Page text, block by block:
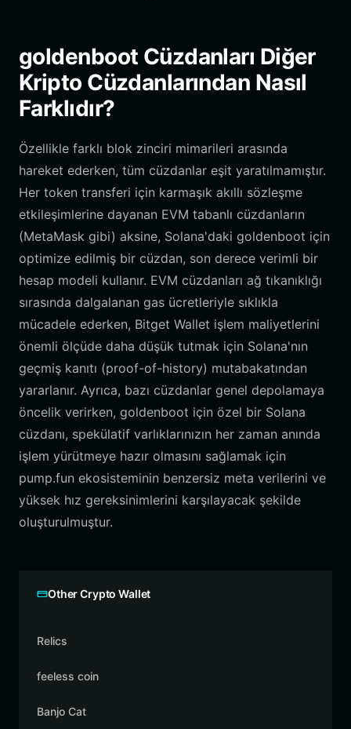
goldenboot Cüzdanları Diğer
Kripto Cüzdanlarından Nasıl
Farklıdır?
Özellikle farklı blok zinciri mimarileri arasında
hareket ederken, tüm cüzdanlar eşit yaratılmamıştır.
Her token transferi için karmaşık akıllı sözleşme
etkileşimlerine dayanan EVM tabanlı cüzdanların
(MetaMask gibi) aksine, Solana'daki goldenboot için
optimize edilmiş bir cüzdan, son derece verimli bir
hesap modeli kullanır. EVM cüzdanları ağ tıkanıklığı
sırasında dalgalanan gas ücretleriyle sıklıkla
mücadele ederken, Bitget Wallet işlem maliyetlerini
önemli ölçüde daha düşük tutmak için Solana'nın
geçmiş kanıtı (proof-of-history) mutabakatından
yararlanır. Ayrıca, bazı cüzdanlar genel depolamaya
öncelik verirken, goldenboot için özel bir Solana
cüzdanı, spekülatif varlıklarınızın her zaman anında
işlem yürütmeye hazır olmasını sağlamak için
pump.fun ekosisteminin benzersiz meta verilerini ve
yüksek hız gereksinimlerini karşılayacak şekilde
oluşturulmuştur.
Other Crypto Wallet
Relics
feeless coin
Banjo Cat